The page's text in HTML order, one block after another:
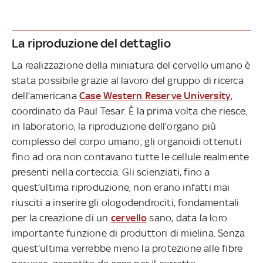
La riproduzione del dettaglio
La realizzazione della miniatura del cervello umano è
stata possibile grazie al lavoro del gruppo di ricerca
dell’americana Case Western Reserve University,
coordinato da Paul Tesar. È la prima volta che riesce,
in laboratorio, la riproduzione dell’organo più
complesso del corpo umano; gli organoidi ottenuti
fino ad ora non contavano tutte le cellule realmente
presenti nella corteccia. Gli scienziati, fino a
quest’ultima riproduzione, non erano infatti mai
riusciti a inserire gli ologodendrociti, fondamentali
per la creazione di un cervello sano, data la loro
importante funzione di produttori di mielina. Senza
quest’ultima verrebbe meno la protezione alle fibre